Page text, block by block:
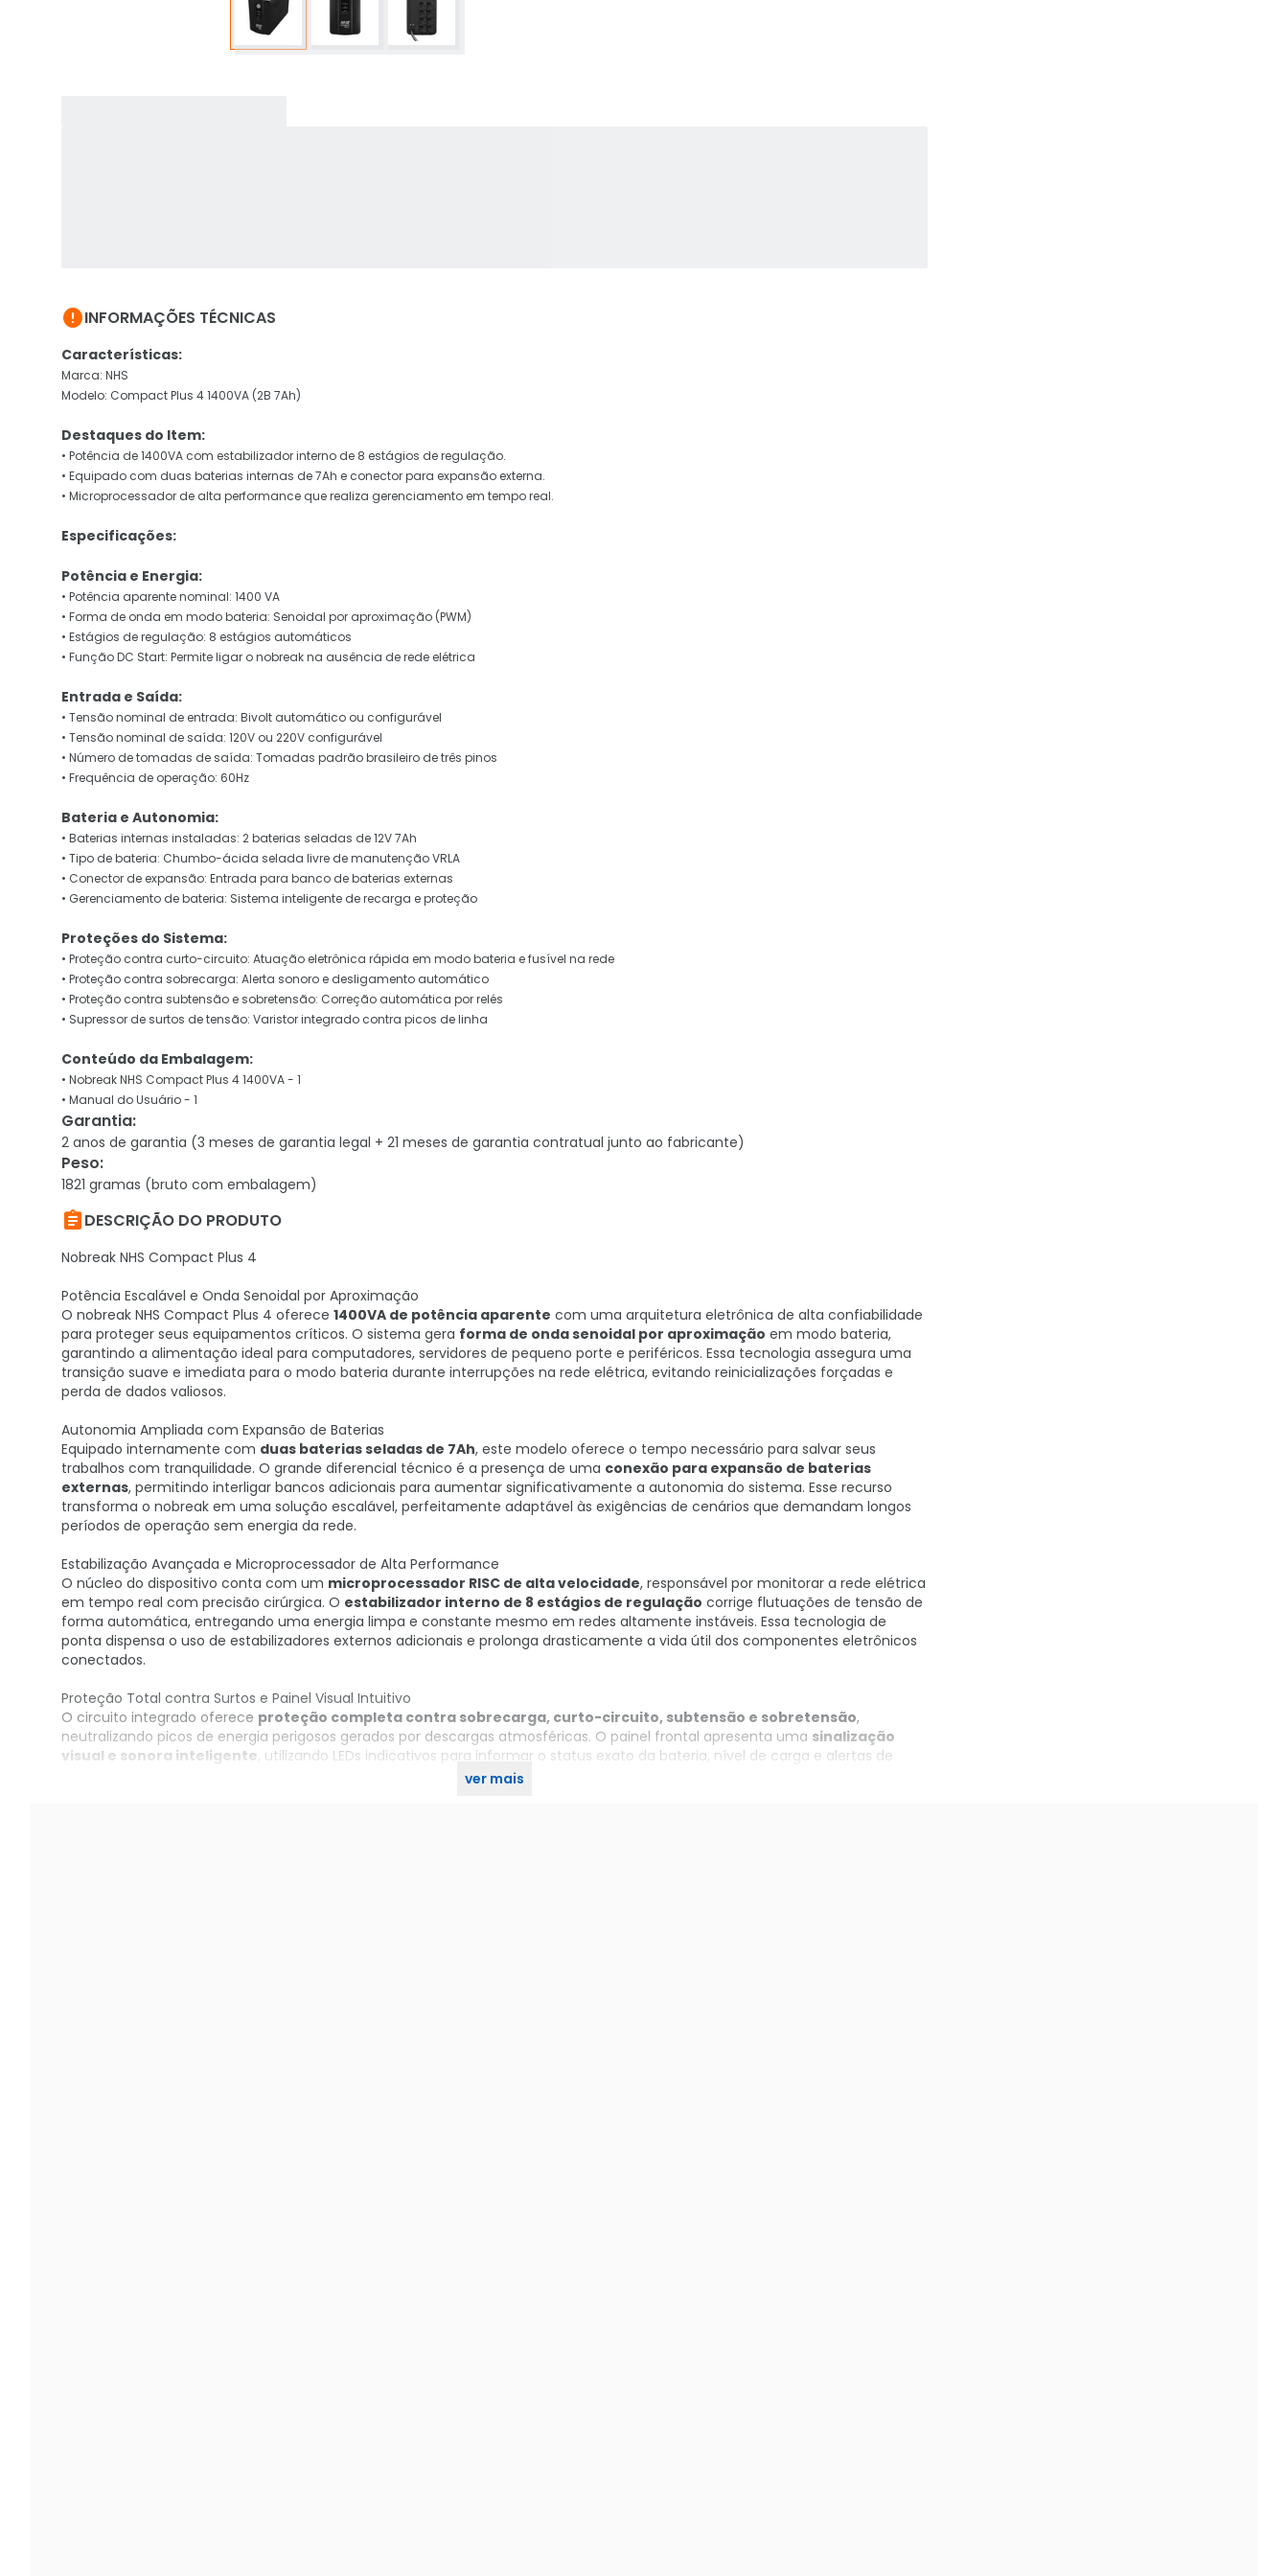
INFORMAÇÕES TÉCNICAS
Características:
Marca: NHS
Modelo: Compact Plus 4 1400VA (2B 7Ah)
Destaques do Item:
• Potência de 1400VA com estabilizador interno de 8 estágios de regulação.
• Equipado com duas baterias internas de 7Ah e conector para expansão externa.
• Microprocessador de alta performance que realiza gerenciamento em tempo real.
Especificações:
Potência e Energia:
• Potência aparente nominal: 1400 VA
• Forma de onda em modo bateria: Senoidal por aproximação (PWM)
• Estágios de regulação: 8 estágios automáticos
• Função DC Start: Permite ligar o nobreak na ausência de rede elétrica
Entrada e Saída:
• Tensão nominal de entrada: Bivolt automático ou configurável
• Tensão nominal de saída: 120V ou 220V configurável
• Número de tomadas de saída: Tomadas padrão brasileiro de três pinos
• Frequência de operação: 60Hz
Bateria e Autonomia:
• Baterias internas instaladas: 2 baterias seladas de 12V 7Ah
• Tipo de bateria: Chumbo-ácida selada livre de manutenção VRLA
• Conector de expansão: Entrada para banco de baterias externas
• Gerenciamento de bateria: Sistema inteligente de recarga e proteção
Proteções do Sistema:
• Proteção contra curto-circuito: Atuação eletrônica rápida em modo bateria e fusível na rede
• Proteção contra sobrecarga: Alerta sonoro e desligamento automático
• Proteção contra subtensão e sobretensão: Correção automática por relés
• Supressor de surtos de tensão: Varistor integrado contra picos de linha
Conteúdo da Embalagem:
• Nobreak NHS Compact Plus 4 1400VA - 1
• Manual do Usuário - 1
Garantia:
2 anos de garantia (3 meses de garantia legal + 21 meses de garantia contratual junto ao fabricante)
Peso:
1821 gramas (bruto com embalagem)
DESCRIÇÃO DO PRODUTO
Nobreak NHS Compact Plus 4
Potência Escalável e Onda Senoidal por Aproximação
O nobreak NHS Compact Plus 4 oferece 1400VA de potência aparente com uma arquitetura eletrônica de alta confiabilidade
para proteger seus equipamentos críticos. O sistema gera forma de onda senoidal por aproximação em modo bateria,
garantindo a alimentação ideal para computadores, servidores de pequeno porte e periféricos. Essa tecnologia assegura uma
transição suave e imediata para o modo bateria durante interrupções na rede elétrica, evitando reinicializações forçadas e
perda de dados valiosos.
Autonomia Ampliada com Expansão de Baterias
Equipado internamente com duas baterias seladas de 7Ah, este modelo oferece o tempo necessário para salvar seus
trabalhos com tranquilidade. O grande diferencial técnico é a presença de uma conexão para expansão de baterias
externas, permitindo interligar bancos adicionais para aumentar significativamente a autonomia do sistema. Esse recurso
transforma o nobreak em uma solução escalável, perfeitamente adaptável às exigências de cenários que demandam longos
períodos de operação sem energia da rede.
Estabilização Avançada e Microprocessador de Alta Performance
O núcleo do dispositivo conta com um microprocessador RISC de alta velocidade, responsável por monitorar a rede elétrica
em tempo real com precisão cirúrgica. O estabilizador interno de 8 estágios de regulação corrige flutuações de tensão de
forma automática, entregando uma energia limpa e constante mesmo em redes altamente instáveis. Essa tecnologia de
ponta dispensa o uso de estabilizadores externos adicionais e prolonga drasticamente a vida útil dos componentes eletrônicos
conectados.
Proteção Total contra Surtos e Painel Visual Intuitivo
O circuito integrado oferece proteção completa contra sobrecarga, curto-circuito, subtensão e sobretensão,
neutralizando picos de energia perigosos gerados por descargas atmosféricas. O painel frontal apresenta uma sinalização
visual e sonora inteligente, utilizando LEDs indicativos para informar o status exato da bateria, nível de carga e alertas de
manutenção. Adicionalmente, o nobreak conta com a funçãoDC Start
ver mais